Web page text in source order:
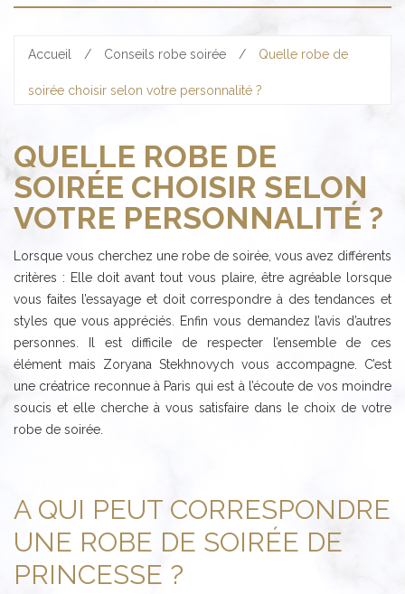
Accueil / Conseils robe soirée / Quelle robe de
soirée choisir selon votre personnalité ?
QUELLE ROBE DE
SOIRÉE CHOISIR SELON
VOTRE PERSONNALITÉ ?
Lorsque vous cherchez une robe de soirée, vous avez différents
critères : Elle doit avant tout vous plaire, être agréable lorsque
vous faites l’essayage et doit correspondre à des tendances et
styles que vous appréciés. Enfin vous demandez l’avis d’autres
personnes. Il est difficile de respecter l’ensemble de ces
élément mais Zoryana Stekhnovych vous accompagne. C’est
une créatrice reconnue à Paris qui est à l’écoute de vos moindre
soucis et elle cherche à vous satisfaire dans le choix de votre
robe de soirée.
A QUI PEUT CORRESPONDRE
UNE ROBE DE SOIRÉE DE
PRINCESSE ?